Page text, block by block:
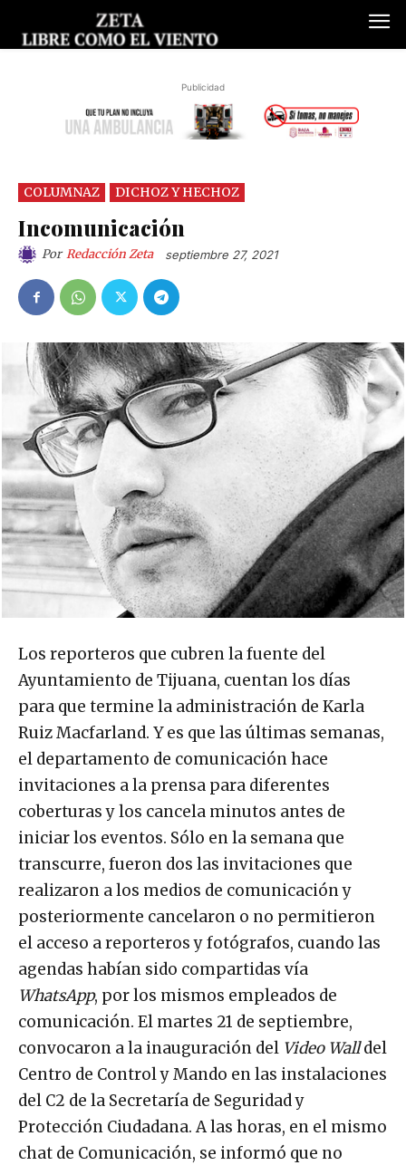
Publicidad
COLUMNAZ DICHOZ Y HECHOZ
Incomunicación
Por Redacción Zeta septiembre 27, 2021
Los reporteros que cubren la fuente del
Ayuntamiento de Tijuana, cuentan los días
para que termine la administración de Karla
Ruiz Macfarland. Y es que las últimas semanas,
el departamento de comunicación hace
invitaciones a la prensa para diferentes
coberturas y los cancela minutos antes de
iniciar los eventos. Sólo en la semana que
transcurre, fueron dos las invitaciones que
realizaron a los medios de comunicación y
posteriormente cancelaron o no permitieron
el acceso a reporteros y fotógrafos, cuando las
agendas habían sido compartidas vía
WhatsApp, por los mismos empleados de
comunicación. El martes 21 de septiembre,
convocaron a la inauguración del Video Walldel
Centro de Control y Mando en las instalaciones
del C2 de la Secretaría de Seguridad y
Protección Ciudadana. A las horas, en el mismo
chat de Comunicación, se informó que no